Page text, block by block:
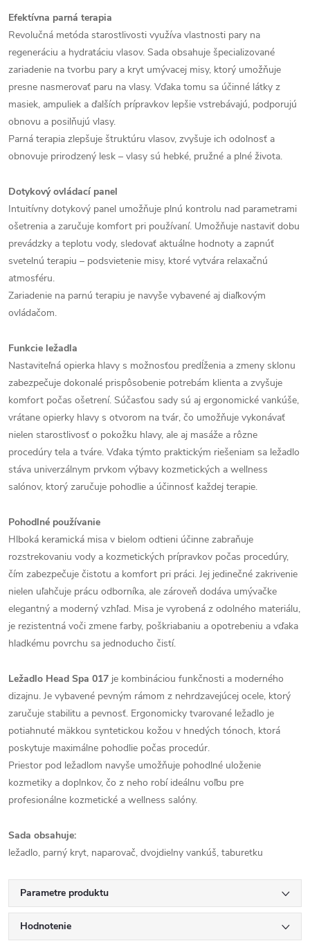
Efektívna parná terapia
Revolučná metóda starostlivosti využíva vlastnosti pary na
regeneráciu a hydratáciu vlasov. Sada obsahuje špecializované
zariadenie na tvorbu pary a kryt umývacej misy, ktorý umožňuje
presne nasmerovať paru na vlasy. Vďaka tomu sa účinné látky z
masiek, ampuliek a ďalších prípravkov lepšie vstrebávajú, podporujú
obnovu a posilňujú vlasy.
Parná terapia zlepšuje štruktúru vlasov, zvyšuje ich odolnosť a
obnovuje prirodzený lesk – vlasy sú hebké, pružné a plné života.
Dotykový ovládací panel
Intuitívny dotykový panel umožňuje plnú kontrolu nad parametrami
ošetrenia a zaručuje komfort pri používaní. Umožňuje nastaviť dobu
prevádzky a teplotu vody, sledovať aktuálne hodnoty a zapnúť
svetelnú terapiu – podsvietenie misy, ktoré vytvára relaxačnú
atmosféru.
Zariadenie na parnú terapiu je navyše vybavené aj diaľkovým
ovládačom.
Funkcie ležadla
Nastaviteľná opierka hlavy s možnosťou predĺženia a zmeny sklonu
zabezpečuje dokonalé prispôsobenie potrebám klienta a zvyšuje
komfort počas ošetrení. Súčasťou sady sú aj ergonomické vankúše,
vrátane opierky hlavy s otvorom na tvár, čo umožňuje vykonávať
nielen starostlivosť o pokožku hlavy, ale aj masáže a rôzne
procedúry tela a tváre. Vďaka týmto praktickým riešeniam sa ležadlo
stáva univerzálnym prvkom výbavy kozmetických a wellness
salónov, ktorý zaručuje pohodlie a účinnosť každej terapie.
Pohodlné používanie
Hlboká keramická misa v bielom odtieni účinne zabraňuje
rozstrekovaniu vody a kozmetických prípravkov počas procedúry,
čím zabezpečuje čistotu a komfort pri práci. Jej jedinečné zakrivenie
nielen uľahčuje prácu odborníka, ale zároveň dodáva umývačke
elegantný a moderný vzhľad. Misa je vyrobená z odolného materiálu,
je rezistentná voči zmene farby, poškriabaniu a opotrebeniu a vďaka
hladkému povrchu sa jednoducho čistí.
Ležadlo Head Spa 017 je kombináciou funkčnosti a moderného
dizajnu. Je vybavené pevným rámom z nehrdzavejúcej ocele, ktorý
zaručuje stabilitu a pevnosť. Ergonomicky tvarované ležadlo je
potiahnuté mäkkou syntetickou kožou v hnedých tónoch, ktorá
poskytuje maximálne pohodlie počas procedúr.
Priestor pod ležadlom navyše umožňuje pohodlné uloženie
kozmetiky a doplnkov, čo z neho robí ideálnu voľbu pre
profesionálne kozmetické a wellness salóny.
Sada obsahuje:
ležadlo, parný kryt, naparovač, dvojdielny vankúš, taburetku
Parametre produktu
Hodnotenie